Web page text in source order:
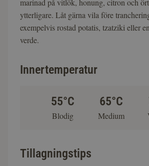
ytterligare. Låt gärna vila före
exempelvis rostad potatis, tzatziki eller
verde.
Innertemperatur
55°C
Blodig
65°C
Medium
Tillagningstips